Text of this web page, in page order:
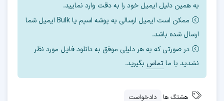
به همین دلیل ایمیل خود را به دقت وارد نمایید.
ممکن است ایمیل ارسالی به پوشه اسپم یا Bulk ایمیل شما
ارسال شده باشد.
در صورتی که به هر دلیلی موفق به دانلود فایل مورد نظر
نشدید با ماتماس بگیرید.
هشتگ ها دادخواست